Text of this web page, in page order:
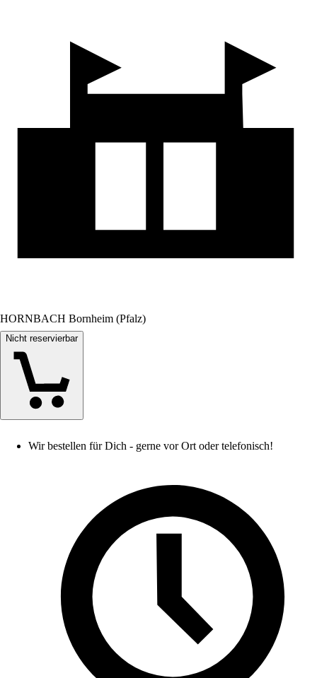
HORNBACH Bornheim (Pfalz)
Nicht reservierbar
Wir bestellen für Dich - gerne vor Ort oder telefonisch!